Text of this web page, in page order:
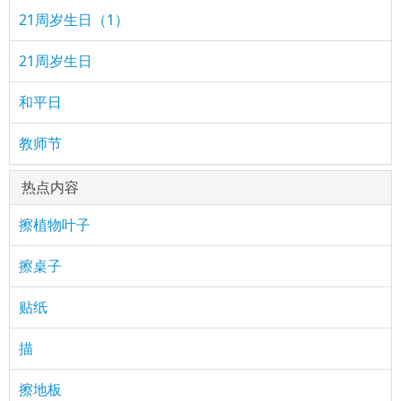
21周岁生日（1）
21周岁生日
和平日
教师节
热点内容
擦植物叶子
擦桌子
贴纸
描
擦地板